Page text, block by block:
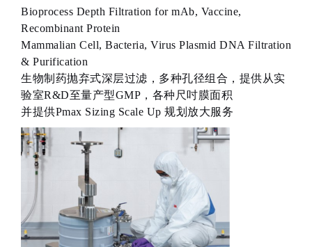
Bioprocess Depth Filtration for mAb, Vaccine,
Recombinant Protein
Mammalian Cell, Bacteria, Virus Plasmid DNA Filtration
& Purification
生物制药抛弃式深层过滤，多种孔径组合，提供从实
验室R&D至量产型GMP，各种尺吋膜面积
并提供Pmax Sizing Scale Up 规划放大服务